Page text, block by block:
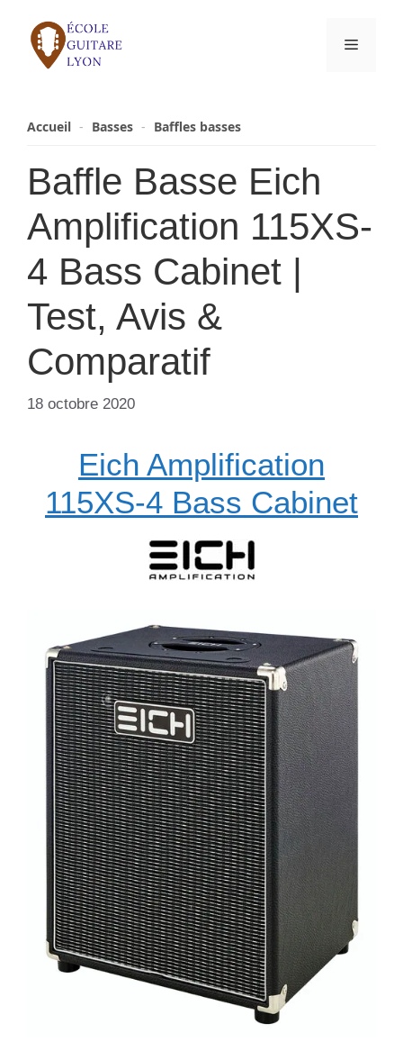
contenu
Menu
Accueil - Basses - Baffles basses
Baffle Basse Eich
Amplification 115XS-
4 Bass Cabinet |
Test, Avis &
Comparatif
18 octobre 2020
Eich Amplification
115XS-4 Bass Cabinet